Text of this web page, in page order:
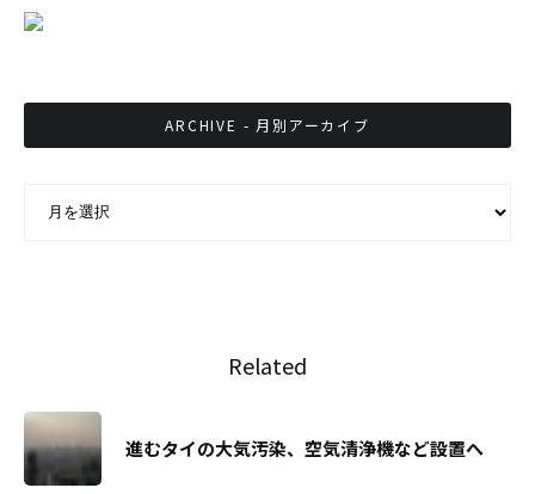
ARCHIVE - 月別アーカイブ
Related
進むタイの大気汚染、空気清浄機など設置へ